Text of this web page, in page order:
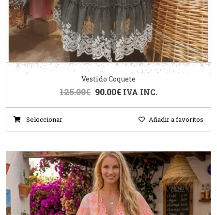
Vestido Coquete
125.00€ 90.00€ IVA INC.
Seleccionar Añadir a favoritos